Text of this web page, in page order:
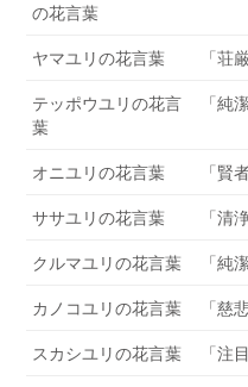
の花言葉
ヤマユリの花言葉 「荘
テッポウユリの花言
葉
「純
オニユリの花言葉 「賢
ササユリの花言葉 「清
クルマユリの花言葉 「純
カノコユリの花言葉 「慈
スカシユリの花言葉 「注